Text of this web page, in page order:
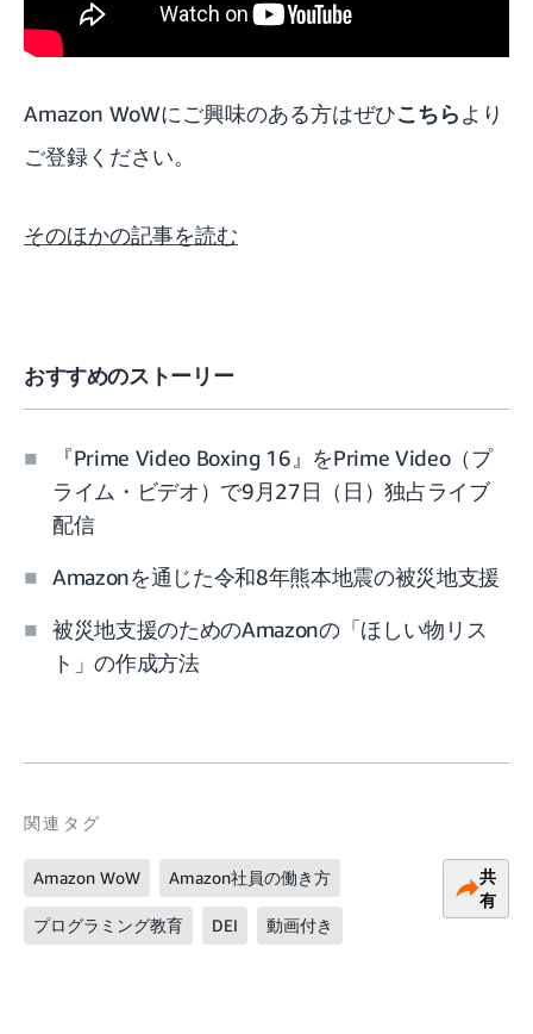
Amazon WoWにご興味のある方はぜひこちらより
ご登録ください。
そのほかの記事を読む
おすすめのストーリー
『Prime Video Boxing 16』をPrime Video（プ
ライム・ビデオ）で9月27日（日）独占ライブ
配信
Amazonを通じた令和8年熊本地震の被災地支援
被災地支援のためのAmazonの「ほしい物リス
ト」の作成方法
関連タグ
Amazon WoW Amazon社員の働き方
プログラミング教育 DEI 動画付き
共
有